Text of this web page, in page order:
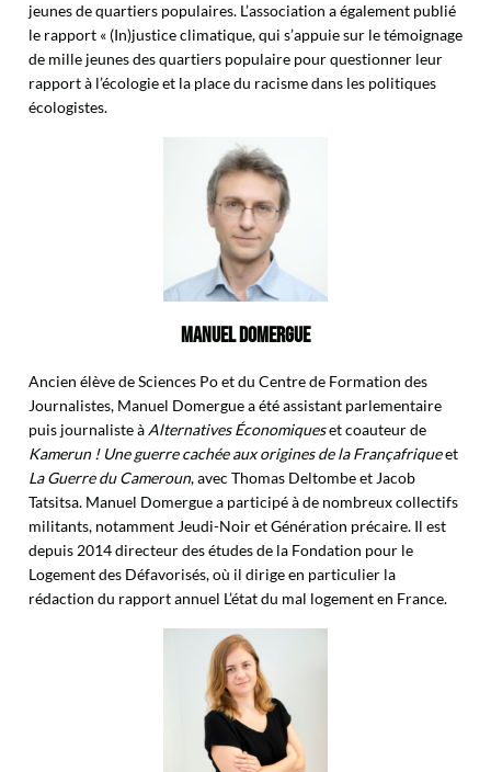
jeunes de quartiers populaires. L’association a également publié
le rapport « (In)justice climatique, qui s’appuie sur le témoignage
de mille jeunes des quartiers populaire pour questionner leur
rapport à l’écologie et la place du racisme dans les politiques
écologistes.
MANUEL DOMERGUE
Ancien élève de Sciences Po et du Centre de Formation des
Journalistes, Manuel Domergue a été assistant parlementaire
puis journaliste à Alternatives Économiqueset coauteur de
Kamerun ! Une guerre cachée aux origines de la Françafriqueet
La Guerre du Cameroun, avec Thomas Deltombe et Jacob
Tatsitsa. Manuel Domergue a participé à de nombreux collectifs
militants, notamment Jeudi-Noir et Génération précaire. Il est
depuis 2014 directeur des études de la Fondation pour le
Logement des Défavorisés, où il dirige en particulier la
rédaction du rapport annuel L’état du mal logement en France.